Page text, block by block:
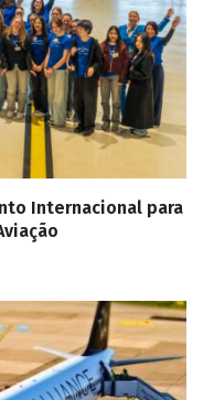
Internacional para